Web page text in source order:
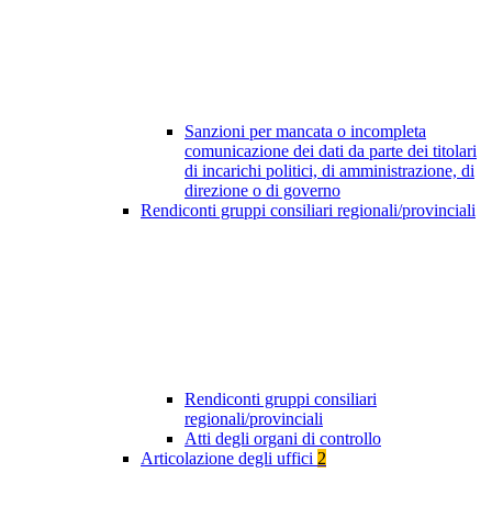
Sanzioni per mancata o incompleta
comunicazione dei dati da parte dei titolari
di incarichi politici, di amministrazione, di
direzione o di governo
Rendiconti gruppi consiliari regionali/provinciali
Rendiconti gruppi consiliari
regionali/provinciali
Atti degli organi di controllo
Articolazione degli uffici 2